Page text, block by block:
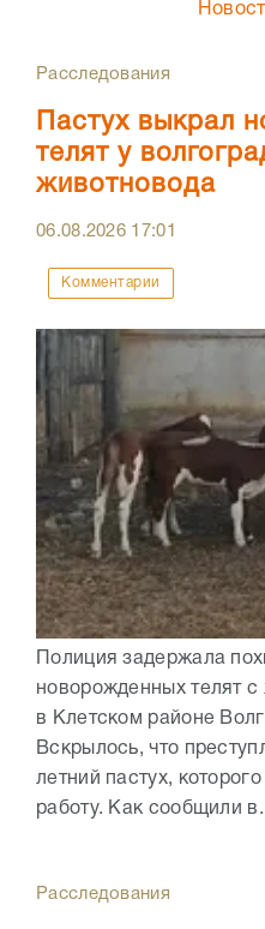
Расследования
Пастух выкрал
телят у
животновода
06.08.2026 17:01
Комментарии
Полиция задержала
новорожденных телят с
в Клетском районе
Вскрылось, что
летний пастух,
работу. Как сообщили
Расследования